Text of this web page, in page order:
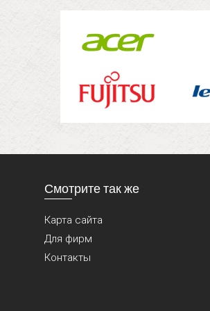
Смотрите так же
Карта сайта
Для фирм
Контакты